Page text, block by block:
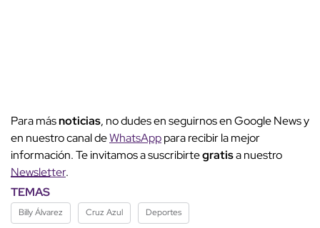
Para másnoticias, no dudes en seguirnos en Google News y
en nuestro canal deWhatsApppara recibir la mejor
información. Te invitamos a suscribirtegratisa nuestro
Newsletter.
TEMAS
Billy Álvarez Cruz Azul Deportes